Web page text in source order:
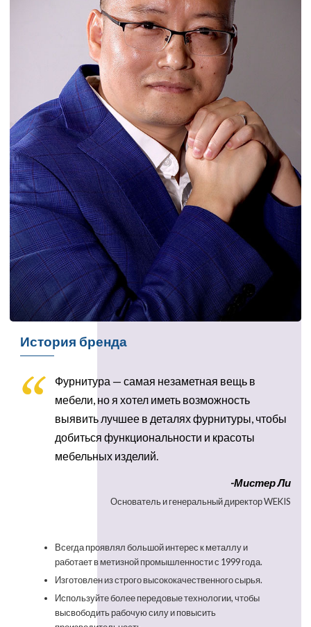
История бренда
Фурнитура — самая незаметная вещь в
мебели, но я хотел иметь возможность
выявить лучшее в деталях фурнитуры, чтобы
добиться функциональности и красоты
мебельных изделий.
-Мистер Ли
Основатель и генеральный директор WEKIS
Всегда проявлял большой интерес к металлу и
работает в метизной промышленности с 1999 года.
Изготовлен из строго высококачественного сырья.
Используйте более передовые технологии, чтобы
высвободить рабочую силу и повысить